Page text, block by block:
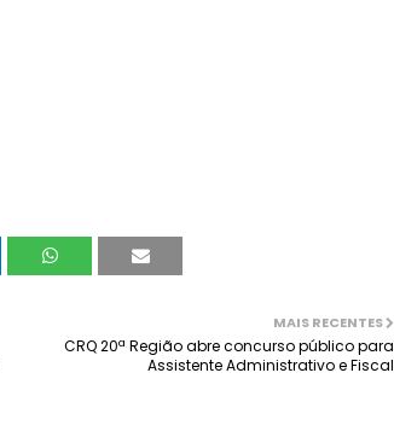
MAIS RECENTES
CRQ 20ª Região abre concurso público para
Assistente Administrativo e Fiscal